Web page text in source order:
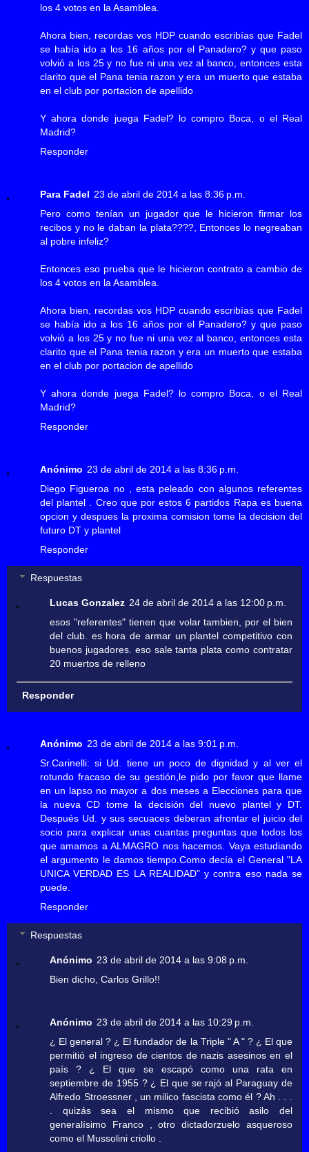
los 4 votos en la Asamblea.
Ahora bien, recordas vos HDP cuando escribías que Fadel
se había ido a los 16 años por el Panadero? y que paso
volvió a los 25 y no fue ni una vez al banco, entonces esta
clarito que el Pana tenia razon y era un muerto que estaba
en el club por portacion de apellido
Y ahora donde juega Fadel? lo compro Boca, o el Real
Madrid?
Responder
Para Fadel 23 de abril de 2014 a las 8:36 p.m.
Pero como tenían un jugador que le hicieron firmar los
recibos y no le daban la plata????, Entonces lo negreaban
al pobre infeliz?
Entonces eso prueba que le hicieron contrato a cambio de
los 4 votos en la Asamblea.
Ahora bien, recordas vos HDP cuando escribías que Fadel
se había ido a los 16 años por el Panadero? y que paso
volvió a los 25 y no fue ni una vez al banco, entonces esta
clarito que el Pana tenia razon y era un muerto que estaba
en el club por portacion de apellido
Y ahora donde juega Fadel? lo compro Boca, o el Real
Madrid?
Responder
Anónimo 23 de abril de 2014 a las 8:36 p.m.
Diego Figueroa no , esta peleado con algunos referentes
del plantel . Creo que por estos 6 partidos Rapa es buena
opcion y despues la proxima comision tome la decision del
futuro DT y plantel
Responder
Respuestas
Lucas Gonzalez 24 de abril de 2014 a las 12:00 p.m.
esos "referentes" tienen que volar tambien, por el bien
del club. es hora de armar un plantel competitivo con
buenos jugadores. eso sale tanta plata como contratar
20 muertos de relleno
Responder
Anónimo 23 de abril de 2014 a las 9:01 p.m.
Sr.Carinelli: si Ud. tiene un poco de dignidad y al ver el
rotundo fracaso de su gestión,le pido por favor que llame
en un lapso no mayor a dos meses a Elecciones para que
la nueva CD tome la decisión del nuevo plantel y DT.
Después Ud. y sus secuaces deberan afrontar el juicio del
socio para explicar unas cuantas preguntas que todos los
que amamos a ALMAGRO nos hacemos. Vaya estudiando
el argumento le damos tiempo.Como decía el General "LA
UNICA VERDAD ES LA REALIDAD" y contra eso nada se
puede.
Responder
Respuestas
Anónimo 23 de abril de 2014 a las 9:08 p.m.
Bien dicho, Carlos Grillo!!
Anónimo 23 de abril de 2014 a las 10:29 p.m.
¿ El general ? ¿ El fundador de la Triple " A " ? ¿ El que
permitió el ingreso de cientos de nazis asesinos en el
país ? ¿ El que se escapó como una rata en
septiembre de 1955 ? ¿ El que se rajó al Paraguay de
Alfredo Stroessner , un milico fascista como él ? Ah . . .
. quizás sea el mismo que recibió asilo del
generalísimo Franco , otro dictadorzuelo asqueroso
como el Mussolini criollo .